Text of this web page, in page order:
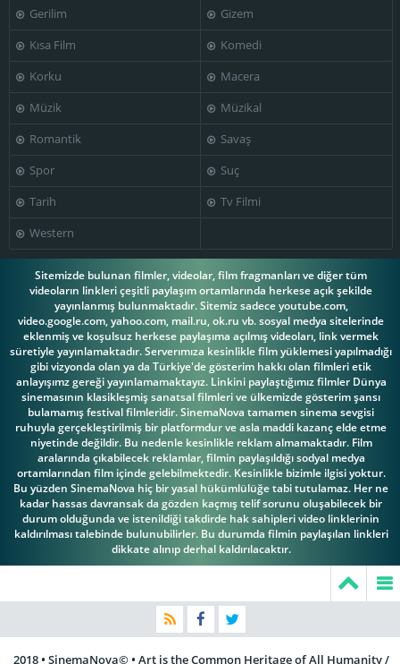
Gerilim
Gizem
Kısa Film
Komedi
Korku
Macera
Müzik
Müzikal
Romantik
Savaş
Spor
Suç
Tarih
Tv Filmi
Western
Sitemizde bulunan filmler, videolar, film fragmanları ve diğer tüm
videoların linkleri çeşitli paylaşım ortamlarında herkese açık şekilde
yayınlanmış bulunmaktadır. Sitemiz sadece youtube.com,
video.google.com, yahoo.com, mail.ru, ok.ru vb. sosyal medya sitelerinde
eklenmiş ve koşulsuz herkese paylaşıma açılmış videoları, link vermek
süretiyle yayınlamaktadır. Serverımıza kesinlikle film yüklemesi yapılmadığı
gibi vizyonda olan ya da Türkiye'de gösterim hakkı olan filmleri etik
anlayışımz gereği yayınlamamaktayız. Linkini paylaştığımız filmler Dünya
sinemasının klasikleşmiş sanatsal filmleri ve ülkemizde gösterim şansı
bulamamış festival filmleridir. SinemaNova tamamen sinema sevgisi
ruhuyla gerçekleştirilmiş bir platformdur ve asla maddi kazanç elde etme
niyetinde değildir. Bu nedenle kesinlikle reklam almamaktadır. Film
aralarında çıkabilecek reklamlar, filmin paylaşıldığı sodyal medya
ortamlarından film içinde gelebilmektedir. Kesinlikle bizimle ilgisi yoktur.
Bu yüzden SinemaNova hiç bir yasal hükümlülüğe tabi tutulamaz. Her ne
kadar hassas davransak da gözden kaçmış telif sorunu oluşabilecek bir
durum olduğunda ve istenildiği takdirde hak sahipleri video linklerinin
kaldırılması talebinde bulunubilirler. Bu durumda filmin paylaşılan linkleri
dikkate alınıp derhal kaldırılacaktır.
2018 • SinemaNova© • Art is the Common Heritage of All Humanity /